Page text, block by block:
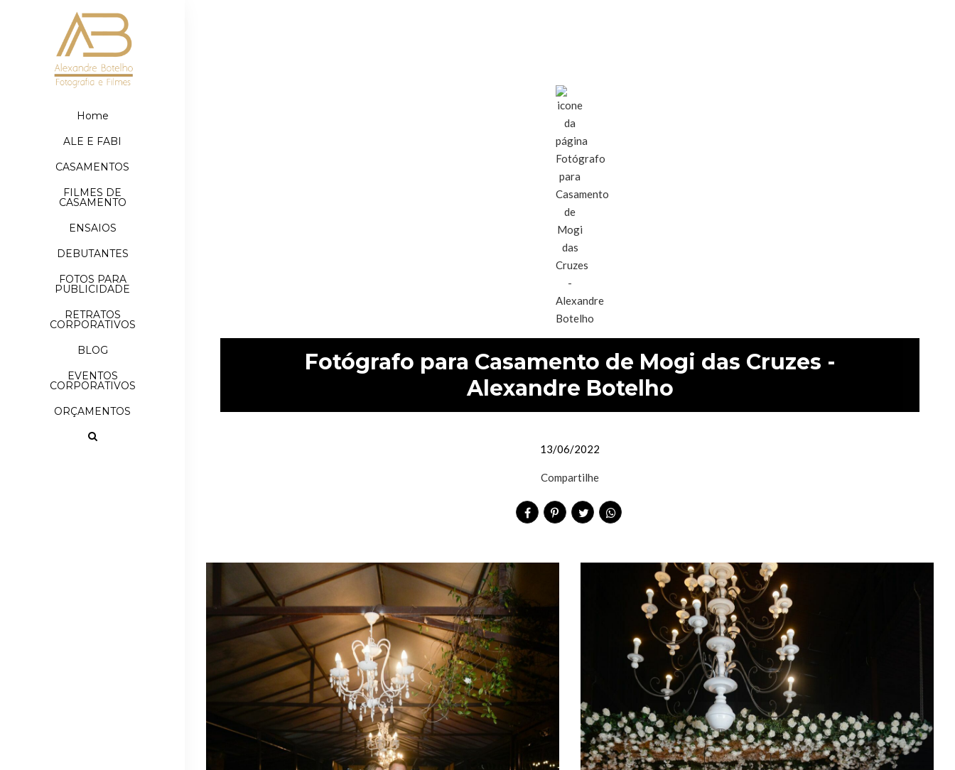
Home
ALE E FABI
CASAMENTOS
FILMES DE
CASAMENTO
ENSAIOS
DEBUTANTES
FOTOS PARA
PUBLICIDADE
RETRATOS
CORPORATIVOS
BLOG
EVENTOS
CORPORATIVOS
ORÇAMENTOS
Fotógrafo para Casamento de Mogi das Cruzes -
Alexandre Botelho
13/06/2022
Compartilhe